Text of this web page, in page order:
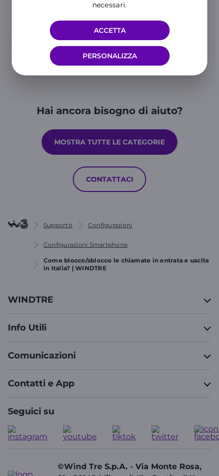
necessari.
PERSONALIZZA
ACCETTA
Inserisci almeno tre caratteri per cercare nelle FAQ
Hai ancora bisogno di aiuto?
MOSTRA TUTTE LE CATEGORIE
CONTATTACI
Supporto Configurazioni
Configurazioni Smartphone
Come blocco/sblocco le chiamate in entrata e uscita
in Italia? | WINDTRE
WINDTRE
Info Utili
Comunicazioni
Contatti e App
Seguici su
©Wind Tre S.p.A. - Via Monte Rosa,